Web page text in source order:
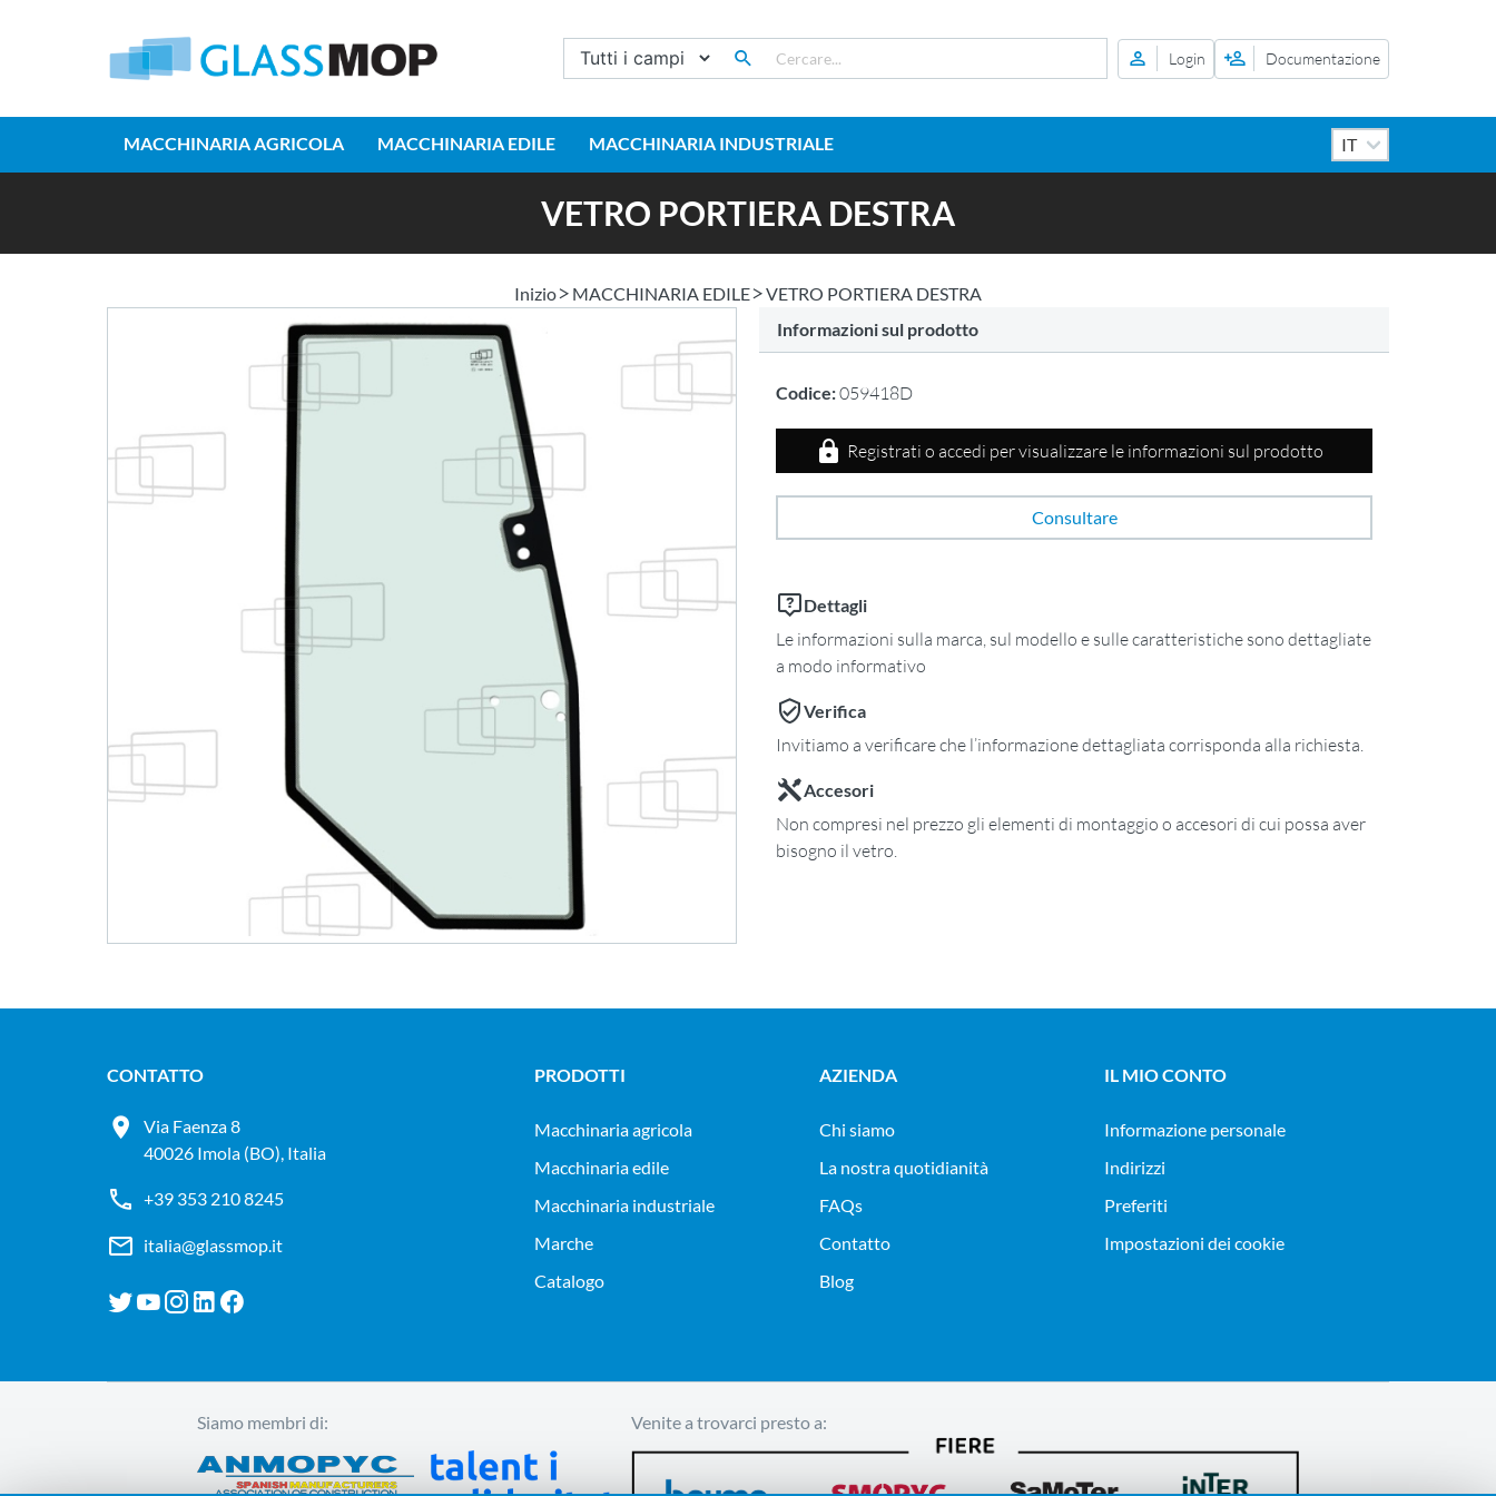
Login Documentazione
MACCHINARIA AGRICOLA MACCHINARIA EDILE MACCHINARIA INDUSTRIALE
VETRO PORTIERA DESTRA
Inizio MACCHINARIA EDILE
VETRO PORTIERA DESTRA
Informazioni sul prodotto
Codice:059418D
Registrati o accedi per visualizzare le informazioni sul prodotto
Consultare
Dettagli
Le informazioni sulla marca, sul modello e sulle caratteristiche sono dettagliate
a modo informativo
Verifica
Invitiamo a verificare che l’informazione dettagliata corrisponda alla richiesta.
Accesori
Non compresi nel prezzo gli elementi di montaggio o accesori di cui possa aver
bisogno il vetro.
CONTATTO
Via Faenza 8
40026 Imola (BO), Italia
+39 353 210 8245
italia@glassmop.it
PRODOTTI
macchinaria agricola
macchinaria edile
macchinaria industriale
Marche
Catalogo
AZIENDA
Chi siamo
La nostra quotidianità
FAQs
Contatto
Blog
IL MIO CONTO
Informazione personale
Indirizzi
Preferiti
Impostazioni dei cookie
Siamo membri di: Venite a trovarci presto a: